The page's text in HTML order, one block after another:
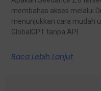
membahas akses melalui
menunjukkan cara mudah
GlobalGPT tanpa API.
Baca Lebih Lanjut